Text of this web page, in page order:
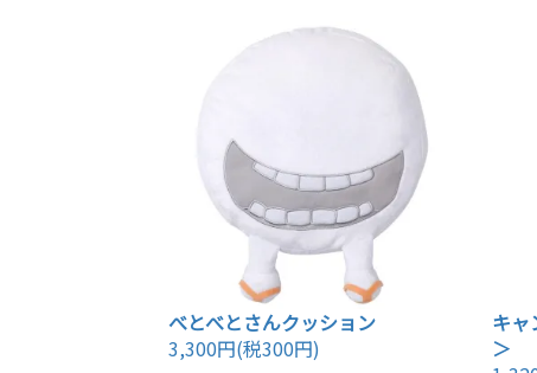
べとべとさんクッション
3,300円(税300円)
キャ
＞